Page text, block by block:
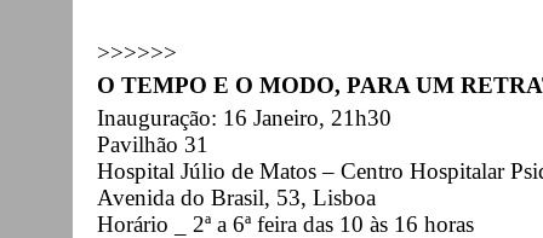
>>>>>>
O TEMPO E O MODO, PARA UM
Inauguração: 16 Janeiro, 21h30
Pavilhão 31
Hospital Júlio de Matos – Centro Hospitalar
Avenida do Brasil, 53, Lisboa
Horário _ 2ª a 6ª feira das 10 às 16 horas